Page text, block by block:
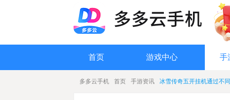
首页 游戏中心 手
多多云手机 首页 手游资讯 冰雪传奇五开挂机通过不